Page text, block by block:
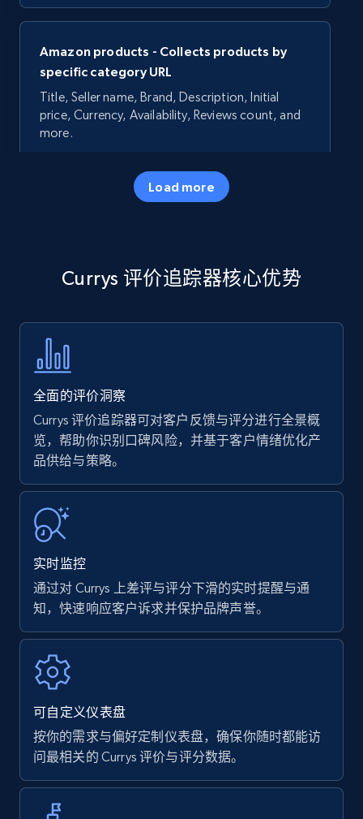
Amazon products - Collects products by
specific category URL
Title, Seller name, Brand, Description, Initial
price, Currency, Availability, Reviews count, and
more.
5.7K+
specific keywords
price, Currency, Availability, Reviews count, and
more.
Amazon products - find products by using
upc numbers
Title, Seller name, Brand, Description, Initial
price, Currency, Availability, Reviews count, and
more.
35.3K+ 5.7K+ 立即开始
Amazon Reviews
URL, Product name, Product rating, Product
rating object, Product rating max, Rating,
Author name, Asin, and more.
Load more
Currys 评价追踪器核心优势
全面的评价洞察
Currys 评价追踪器可对客户反馈与评分进行全景概
览，帮助你识别口碑风险，并基于客户情绪优化产
品供给与策略。
实时监控
通过对 Currys 上差评与评分下滑的实时提醒与通
知，快速响应客户诉求并保护品牌声誉。
可自定义仪表盘
按你的需求与偏好定制仪表盘，确保你随时都能访
问最相关的 Currys 评价与评分数据。